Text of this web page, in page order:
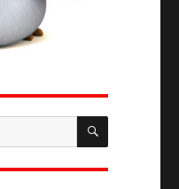
SUCHEN